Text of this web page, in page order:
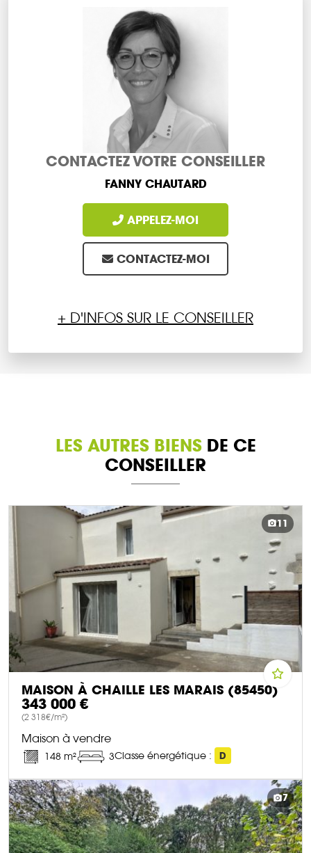
CONTACTEZ VOTRE CONSEILLER
FANNY CHAUTARD
APPELEZ-MOI
CONTACTEZ-MOI
+ D'INFOS SUR LE CONSEILLER
LES AUTRES BIENSDE CE
CONSEILLER
11
MAISON À CHAILLE LES MARAIS (85450)
343 000 €
(2 318€/m²)
Maison à vendre
148 m² 3Classe énergétique : D
DÉCOUVRIR CE BIEN
7